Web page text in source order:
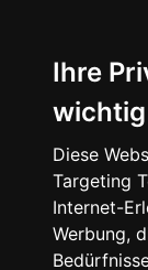
Ihre
wichtig
Diese
Targeting
Internet-
Werbung,